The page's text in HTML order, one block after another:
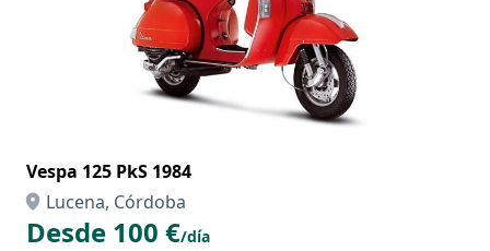
Vespa 125 PkS 1984
Lucena, Córdoba
Desde 100 €/día